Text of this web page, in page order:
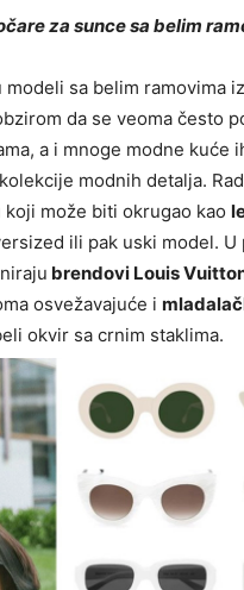
za sunce sa belim
modeli sa belim ramovima
da se veoma često
a i mnoge modne kuće
modnih detalja.
može biti okrugao kao
ili pak uski model. U
brendovi Louis
osvežavajuće i
okvir sa crnim staklima.